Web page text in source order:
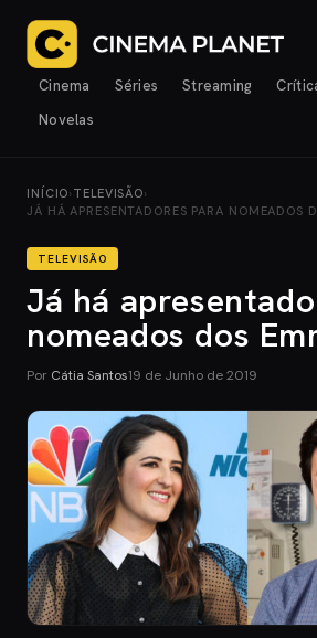
Cinema Séries Streaming
Novelas
INÍCIO› TELEVISÃO›
JÁ HÁ APRESENTADORES PARA NOMEADOS
TELEVISÃO
Já há
nomeados dos
Por Cátia Santos19 de Junho de 2019